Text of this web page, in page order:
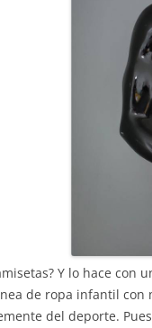
Y lo hace
de ropa infantil
del deporte.